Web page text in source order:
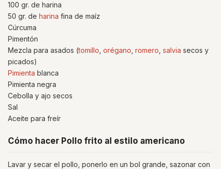
100 gr. de harina
50 gr. de harina fina de maíz
Cúrcuma
Pimentón
Mezcla para asados ​​(tomillo orégano romero salvia secos y
picados)
Pimienta blanca
Pimienta negra
Cebolla y ajo secos
Sal
Aceite para freír
Cómo hacer Pollo frito al estilo americano
Lavar y secar el pollo, ponerlo en un bol grande, sazonar con